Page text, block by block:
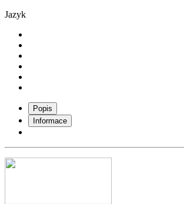
Jazyk
Popis
Informace